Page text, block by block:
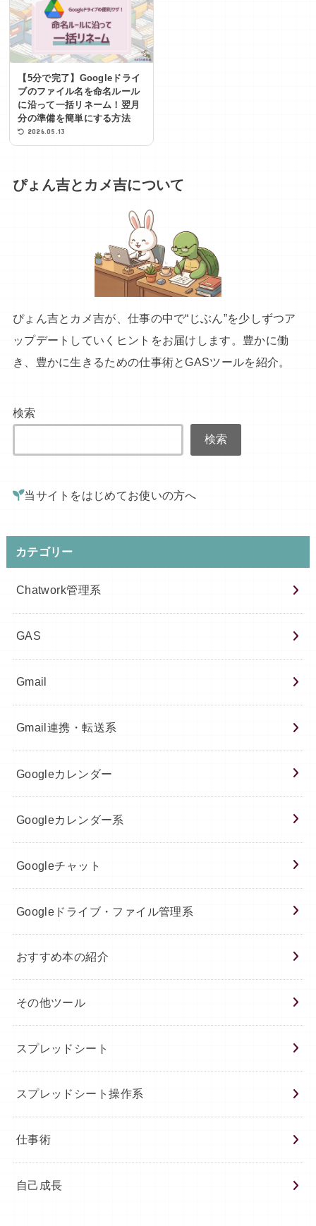
【5分で完了】Googleドライ
ブのファイル名を命名ルール
に沿って一括リネーム！翌月
分の準備を簡単にする方法
2026.05.13
ぴょん吉とカメ吉について
ぴょん吉とカメ吉が、仕事の中で“じぶん”を少しずつア
ップデートしていくヒントをお届けします。豊かに働
き、豊かに生きるための仕事術とGASツールを紹介。
検索
検索
当サイトをはじめてお使いの方へ
カテゴリー
Chatwork管理系
GAS
Gmail
Gmail連携・転送系
Googleカレンダー
Googleカレンダー系
Googleチャット
Googleドライブ・ファイル管理系
おすすめ本の紹介
その他ツール
スプレッドシート
スプレッドシート操作系
仕事術
自己成長